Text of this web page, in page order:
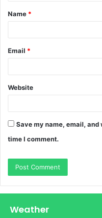
*
Name *
Email *
Website
Save my name, email,
time I comment.
Weather